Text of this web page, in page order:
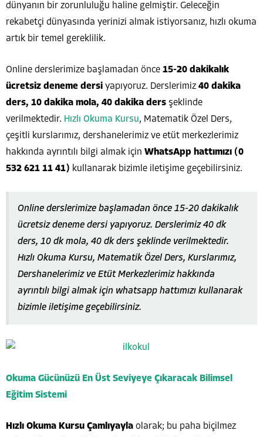
dünyanın bir zorunluluğu haline gelmiştir. Geleceğin
rekabetçi dünyasında yerinizi almak istiyorsanız, hızlı okuma
artık bir temel gereklilik.
Online derslerimize başlamadan önce 15-20 dakikalık
ücretsiz deneme dersi yapıyoruz. Derslerimiz 40 dakika
ders, 10 dakika mola, 40 dakika ders şeklinde
verilmektedir. Hızlı Okuma Kursu, Matematik Özel Ders,
çeşitli kurslarımız, dershanelerimiz ve etüt merkezlerimiz
hakkında ayrıntılı bilgi almak için WhatsApp hattımızı (0
532 621 11 41) kullanarak bizimle iletişime geçebilirsiniz.
Online derslerimize başlamadan önce 15-20 dakikalık
ücretsiz deneme dersi yapıyoruz. Derslerimiz 40 dk
ders, 10 dk mola, 40 dk ders şeklinde verilmektedir.
Hızlı Okuma Kursu, Matematik Özel Ders, Kurslarımız,
Dershanelerimiz ve Etüt Merkezlerimiz hakkında
ayrıntılı bilgi almak için whatsapp hattımızı kullanarak
bizimle iletişime geçebilirsiniz.
Okuma Gücünüzü En Üst Seviyeye Çıkaracak Bilimsel
Eğitim Sistemi
Hızlı Okuma Kursu Çamlıyayla olarak; bu paha biçilmez